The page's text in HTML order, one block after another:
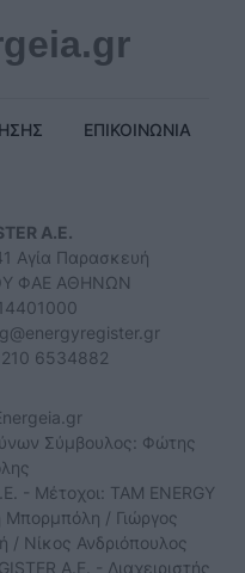
ΕΠΙΚΟΙΝΩΝΙΑ
Α.Ε.
Αγία Παρασκευή
ΦΑΕ ΑΘΗΝΩΝ
210 6534882
Σύμβουλος: Φώτης
- Μέτοχοι: TAM ENERGY
Μπορμπόλη / Γιώργος
/ Νίκος Ανδριόπουλος
Α.Ε. - Διαχειριστής